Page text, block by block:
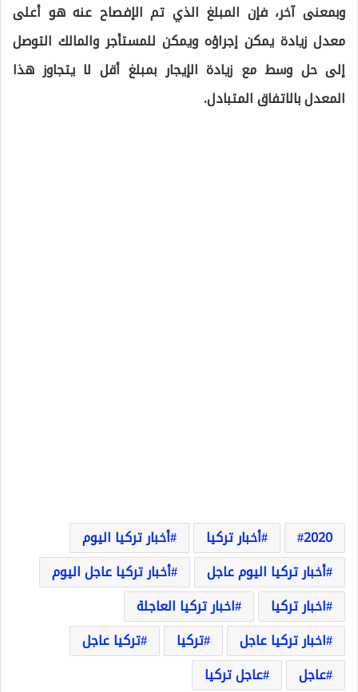
وبمعنى آخر، فإن المبلغ الذي تم الإفصاح عنه هو أعلى
معدل زيادة يمكن إجراؤه ويمكن للمستأجر والمالك التوصل
إلى حل وسط مع زيادة الإيجار بمبلغ أقل لا يتجاوز هذا
المعدل بالاتفاق المتبادل.
2020 أخبار تركيا
أخبار تركيا اليوم
أخبار تركيا اليوم عاجل
أخبار تركيا عاجل اليوم
اخبار تركيا
اخبار تركيا العاجلة
اخبار تركيا عاجل
تركيا
تركيا عاجل
عاجل
عاجل تركيا